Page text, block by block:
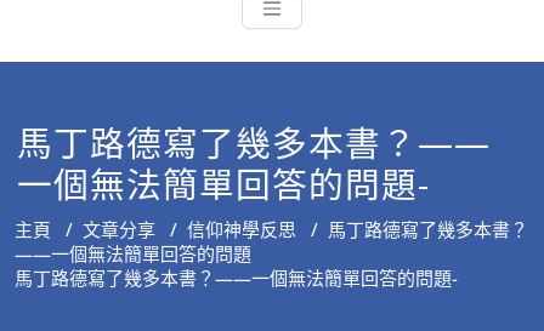
根源明白聖經，成為更好的門徒
馬丁路德寫了幾多本書？——
一個無法簡單回答的問題-
主頁 / 文章分享 / 信仰神學反思 / 馬丁路德寫了幾多本書？
——一個無法簡單回答的問題
馬丁路德寫了幾多本書？——一個無法簡單回答的問題-